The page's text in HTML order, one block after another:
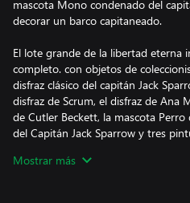
mascota Mono condenado del
decorar un barco capitaneado.
El lote grande de la libertad eterna
completo. con objetos de
disfraz clásico del capitán Jack
disfraz de Scrum, el disfraz de Ana
de Cutler Beckett, la mascota
del Capitán Jack Sparrow y tres
Mostrar más